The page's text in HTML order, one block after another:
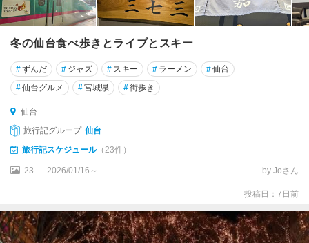
気
仙
・
牡
鹿
半
鬼
首
鳴
・
古
川
冬の仙台食べ歩きとライブとスキー
#ずんだ # ジャズ # スキー # ラーメン #仙台
#仙台グルメ #宮城県 #街歩き
仙台
旅行記グループ 仙台
旅行記スケジュール（23件）
23 2026/01/16～ by Joさん
投稿日：7日前